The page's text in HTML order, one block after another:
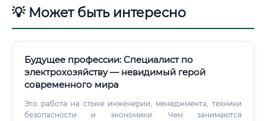
💡 Может быть интересно
Будущее профессии: Специалист по
электрохозяйству — невидимый герой
современного мира
Это работа на стыке инженерии, менеджмента, техники
безопасности и экономики. Чем занимаются